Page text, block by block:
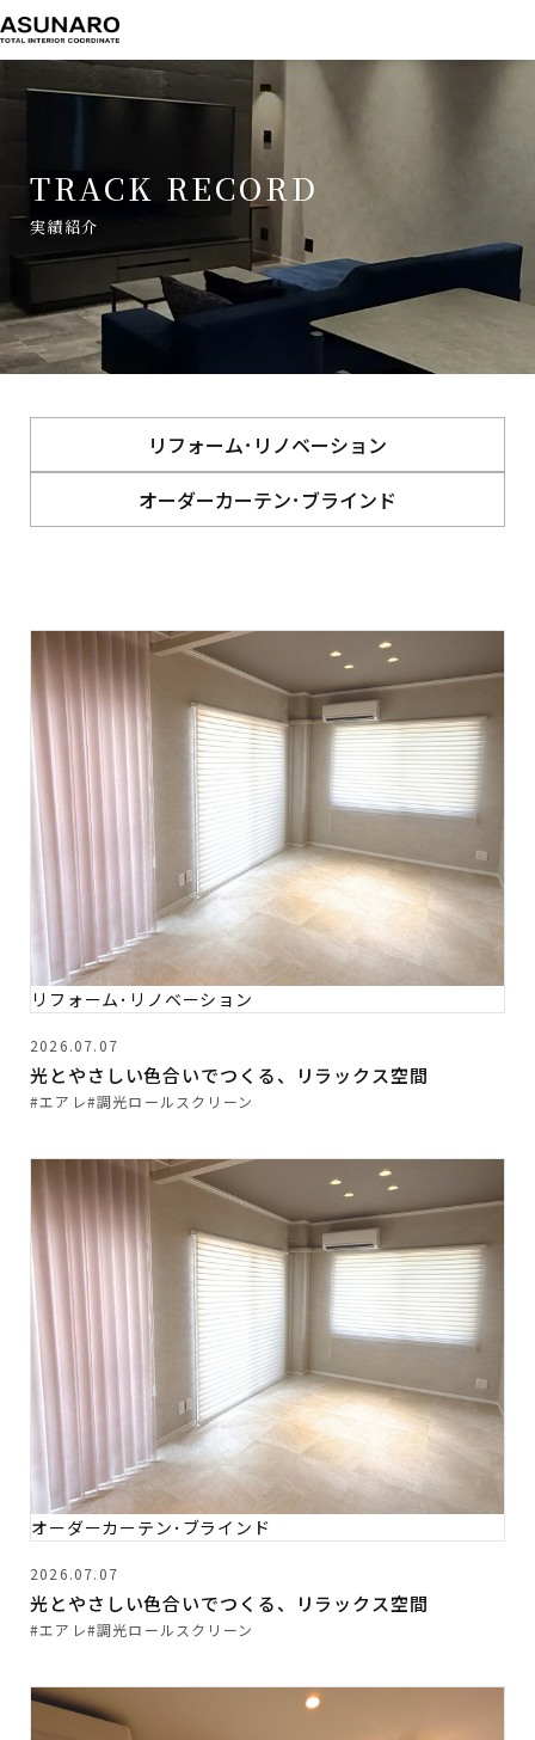
TRACK RECORD
実績紹介
TOP 実績紹介
リフォーム･リノベーション
オーダーカーテン･ブラインド
リフォーム･リノベーション
2026.07.07
光とやさしい色合いでつくる、リラックス空間
#エアレ#調光ロールスクリーン
オーダーカーテン･ブラインド
2026.07.07
光とやさしい色合いでつくる、リラックス空間
#エアレ#調光ロールスクリーン